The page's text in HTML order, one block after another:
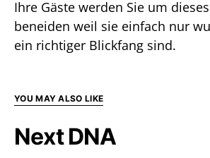
Ihre Gäste werden Sie um
beneiden weil sie einfach nur
ein richtiger Blickfang sind.
YOU MAY ALSO LIKE
Next DNA